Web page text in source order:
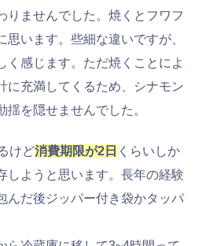
りませんでした。焼くとフワフ
思います。些細な違いですが、
く感じます。ただ焼くことによ
に充満してくるため、シナモン
を隠せませんでした。
けど消費期限が2日 くらいしか
しようと思います。長年の経験
んだ後ジッパー付き袋かタッパ